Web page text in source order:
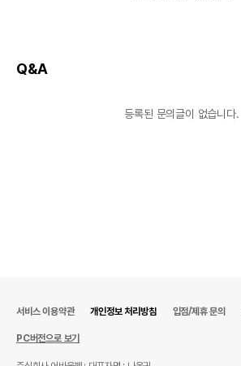
Q&A
등록된 문의글이 없습니다.
서비스 이용약관 개인정보 처리방침 입점/제휴 문의
PC버전으로 보기